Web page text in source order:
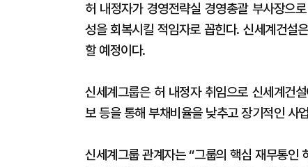
허 내정자가 경영전략실 경영총괄 부사장으
성을 회복시킬 적임자로 꼽힌다. 신세계건설
할 예정이다.
신세계그룹은 허 내정자 취임으로 신세계건
보 등을 통해 부채비율을 낮추고 장기적인 사
신세계그룹 관계자는 “그룹의 핵심 재무통인